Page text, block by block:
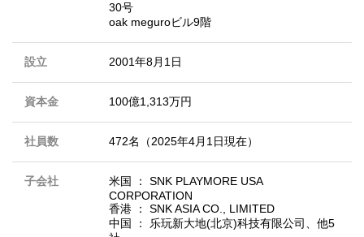
30号
oak meguroビル9階
設立 2001年8月1日
資本金 100億1,313万円
社員数 472名（2025年4月1日現在）
子会社
米国 ： SNK PLAYMORE USA
CORPORATION
香港 ： SNK ASIA CO., LIMITED
中国 ： 乐玩新大地(北京)科技有限公司、他5